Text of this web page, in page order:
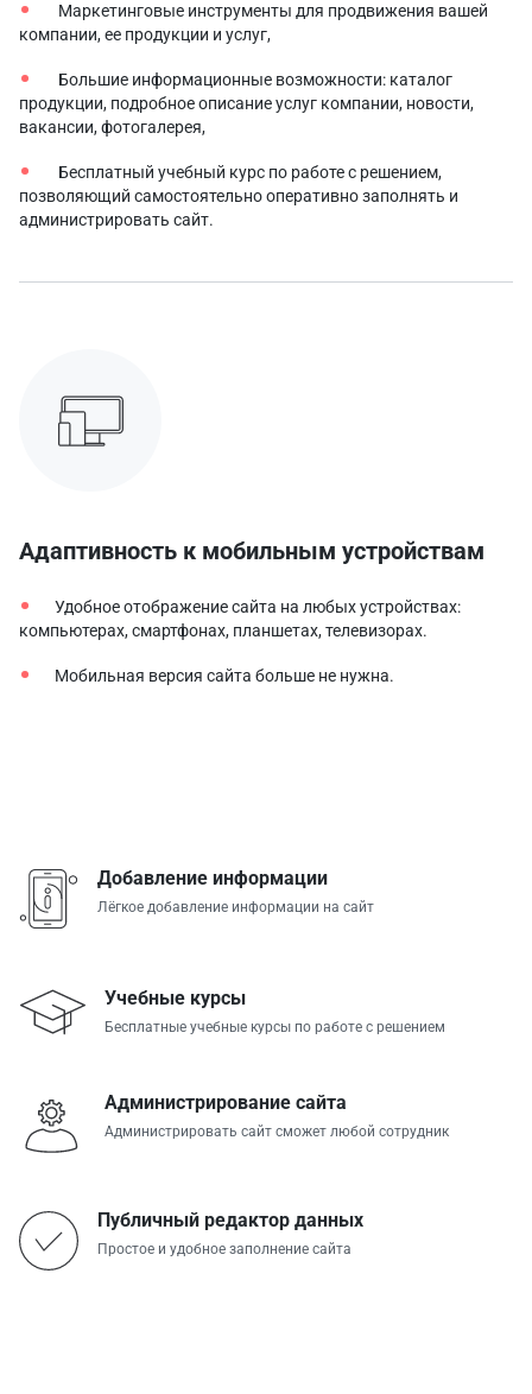
Маркетинговые инструменты для продвижения вашей
компании, ее продукции и услуг,
Большие информационные возможности: каталог
продукции, подробное описание услуг компании, новости,
вакансии, фотогалерея,
Бесплатный учебный курс по работе с решением,
позволяющий самостоятельно оперативно заполнять и
администрировать сайт.
Адаптивность к мобильным устройствам
Удобное отображение сайта на любых устройствах:
компьютерах, смартфонах, планшетах, телевизорах.
Мобильная версия сайта больше не нужна.
Добавление информации
Лёгкое добавление информации на сайт
Учебные курсы
Бесплатные учебные курсы по работе с решением
Администрирование сайта
Администрировать сайт сможет любой сотрудник
Публичный редактор данных
Простое и удобное заполнение сайта